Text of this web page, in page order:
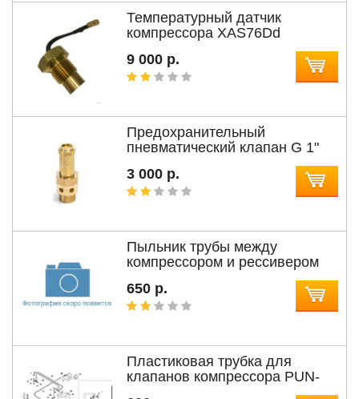
Температурный датчик
компрессора XAS76Dd
9 000 р.
Предохранительный
пневматический клапан G 1"
3 000 р.
Пыльник трубы между
компрессором и рессивером
650 р.
Пластиковая трубка для
клапанов компрессора PUN-